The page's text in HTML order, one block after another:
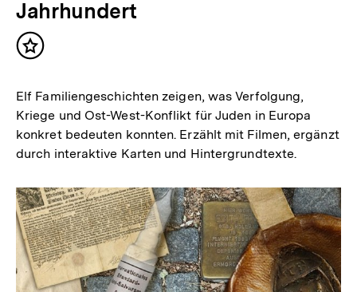
Jahrhundert
Inhalt
Elf Familiengeschichten zeigen, was Verfolgung,
Kriege und Ost-West-Konflikt für Juden in Europa
konkret bedeuten konnten. Erzählt mit Filmen, ergänzt
durch interaktive Karten und Hintergrundtexte.